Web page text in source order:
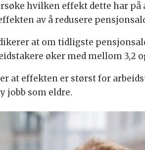
hvilken effekt dette har
av å redusere
at om tidligste
øker med mellom 3,2
at effekten er størst for
jobb som eldre.